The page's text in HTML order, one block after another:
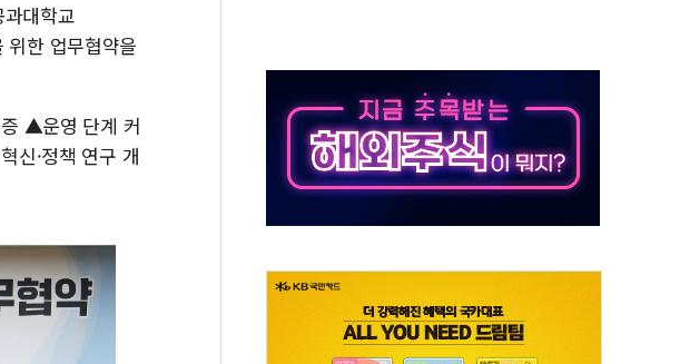
위협정 체결
시안·클라우드플레어·태양광주↑ VS 트레이드데스크·웬디스↓
달리 워시엔 톤 낮춰
내정설...포항시 '시끌'
100년 밑거름…수도권 집중 완화 전환점"
대학교
한 업무협약을
▲운영 단계 커
신·정책 연구 개